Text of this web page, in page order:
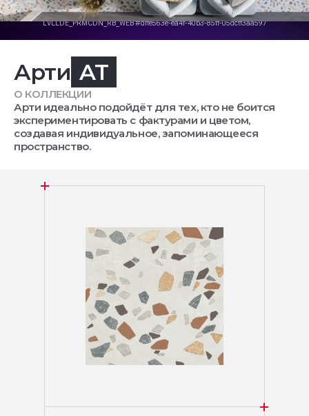
Арти AT
О КОЛЛЕКЦИИ
Арти идеально подойдёт для тех, кто не боится
экспериментировать с фактурами и цветом,
создавая индивидуальное, запоминающееся
пространство.